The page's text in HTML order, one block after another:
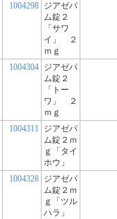
1004298 ジアゼパ
ム錠２
「サワ
イ」 ２
ｍｇ
1004304 ジアゼパ
ム錠２
「トー
ワ」 ２
ｍｇ
1004311
ジアゼパ
ム錠２ｍ
ｇ「タイ
ホウ」
1004328 ジアゼパ
ム錠２ｍ
ｇ「ツル
ハラ」